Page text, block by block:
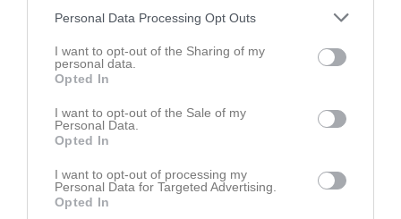
Personal Data Processing Opt Outs
I want to opt-out of the Sharing of my
personal data.
Opted In
I want to opt-out of the Sale of my
Personal Data.
Opted In
I want to opt-out of processing my
Personal Data for Targeted Advertising.
Opted In
Senast uppdaterade album
Funbo-Lagga-L100